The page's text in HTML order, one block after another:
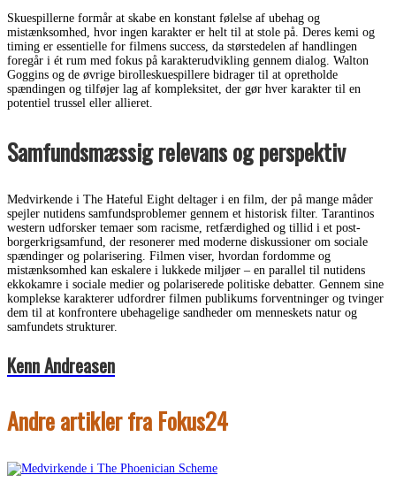
Skuespillerne formår at skabe en konstant følelse af ubehag og
mistænksomhed, hvor ingen karakter er helt til at stole på. Deres kemi og
timing er essentielle for filmens success, da størstedelen af handlingen
foregår i ét rum med fokus på karakterudvikling gennem dialog. Walton
Goggins og de øvrige birolleskuespillere bidrager til at opretholde
spændingen og tilføjer lag af kompleksitet, der gør hver karakter til en
potentiel trussel eller allieret.
Samfundsmæssig relevans og perspektiv
Medvirkende i The Hateful Eight deltager i en film, der på mange måder
spejler nutidens samfundsproblemer gennem et historisk filter. Tarantinos
western udforsker temaer som racisme, retfærdighed og tillid i et post-
borgerkrigsamfund, der resonerer med moderne diskussioner om sociale
spændinger og polarisering. Filmen viser, hvordan fordomme og
mistænksomhed kan eskalere i lukkede miljøer – en parallel til nutidens
ekkokamre i sociale medier og polariserede politiske debatter. Gennem sine
komplekse karakterer udfordrer filmen publikums forventninger og tvinger
dem til at konfrontere ubehagelige sandheder om menneskets natur og
samfundets strukturer.
Kenn Andreasen
Andre artikler fra Fokus24